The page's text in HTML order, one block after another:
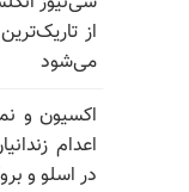
از
می‌شود
اکسیون و
اعدام
در اسلو و